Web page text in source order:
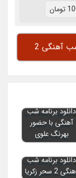
آهنگی 2
دانلود برنامه شب
آهنگی با حضور
بهرنگ علوی
دانلود برنامه شب
2 سحر زکریا